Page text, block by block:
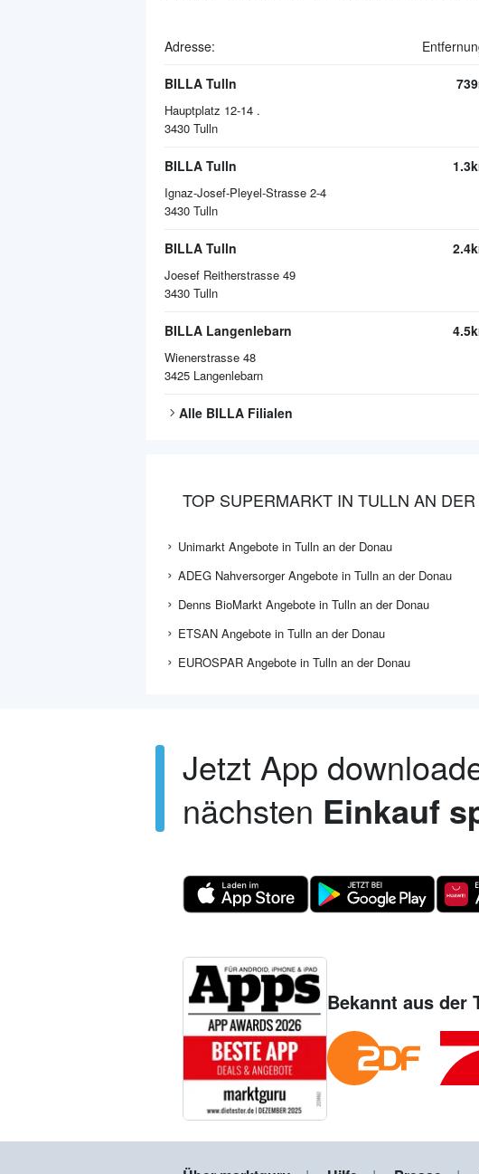
Adresse:
BILLA Tulln
Hauptplatz 12-14 .
3430 Tulln
BILLA Tulln
Ignaz-Josef-Pleyel-Strasse 2-4
3430 Tulln
BILLA Tulln
Joesef Reitherstrasse 49
3430 Tulln
BILLA Langenlebarn
Wienerstrasse 48
3425 Langenlebarn
Alle BILLA Filialen
TOP SUPERMARKT IN TULLN AN
Unimarkt Angebote in Tulln an der Donau
ADEG Nahversorger Angebote in Tulln an der Donau
Denns BioMarkt Angebote in Tulln an der Donau
ETSAN Angebote in Tulln an der Donau
EUROSPAR Angebote in Tulln an der Donau
Jetzt App
nächsten Einkauf
Bekannt aus der